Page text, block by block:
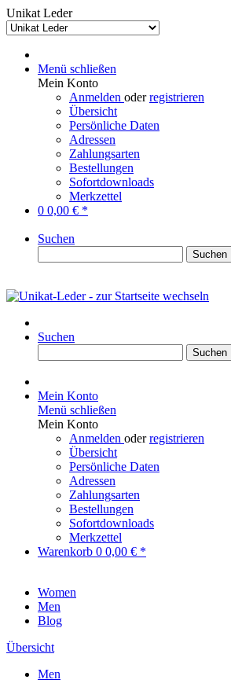
Unikat Leder
Menü schließen
Mein Konto
Anmelden oderregistrieren
Übersicht
Persönliche Daten
Adressen
Zahlungsarten
Bestellungen
Sofortdownloads
Merkzettel
0 0,00 € *
Suchen
Suchen
Suchen
Suchen
Mein Konto
Menü schließen
Mein Konto
Anmelden oderregistrieren
Übersicht
Persönliche Daten
Adressen
Zahlungsarten
Bestellungen
Sofortdownloads
Merkzettel
Warenkorb 0 0,00 € *
Women
Men
Blog
Übersicht
Men